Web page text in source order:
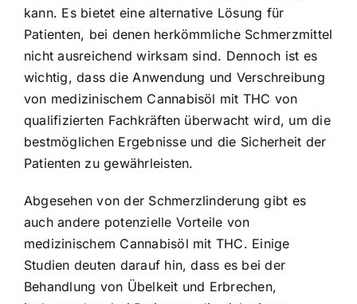
kann. Es bietet eine alternative Lösung für
Patienten, bei denen herkömmliche Schmerzmittel
nicht ausreichend wirksam sind. Dennoch ist es
wichtig, dass die Anwendung und Verschreibung
von medizinischem Cannabisöl mit THC von
qualifizierten Fachkräften überwacht wird, um die
bestmöglichen Ergebnisse und die Sicherheit der
Patienten zu gewährleisten.
Abgesehen von der Schmerzlinderung gibt es
auch andere potenzielle Vorteile von
medizinischem Cannabisöl mit THC. Einige
Studien deuten darauf hin, dass es bei der
Behandlung von Übelkeit und Erbrechen,